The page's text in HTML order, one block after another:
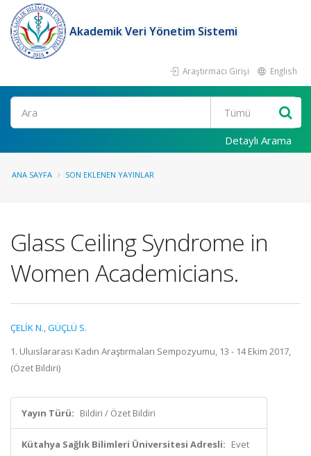
Akademik Veri Yönetim Sistemi
Araştırmacı Girişi English
Ara
Detaylı Arama
ANA SAYFA SON EKLENEN YAYINLAR
Glass Ceiling Syndrome in
Women Academicians.
ÇELİK N.,GÜÇLÜ S.
1. Uluıslararası Kadın Araştırmaları Sempozyumu, 13 - 14 Ekim 2017,
(Özet Bildiri)
Yayın Türü: Bildiri / Özet Bildiri
Kütahya Sağlık Bilimleri Üniversitesi Adresli: Evet